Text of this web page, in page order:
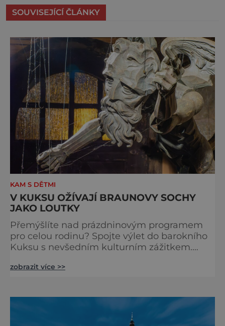
SOUVISEJÍCÍ ČLÁNKY
KAM S DĚTMI
V KUKSU OŽÍVAJÍ BRAUNOVY SOCHY
JAKO LOUTKY
Přemýšlíte nad prázdninovým programem
pro celou rodinu? Spojte výlet do barokního
Kuksu s nevšedním kulturním zážitkem.
Comoedien-Hausu zve na stálou expozici
Matyáše Bernarda Brauna nejen z Kuksu.
Výstava Braunova socha loutkou představuje
zobrazit více >>